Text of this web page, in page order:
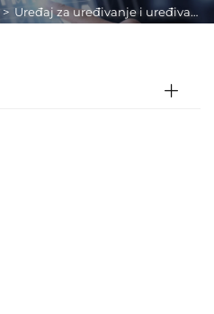
> Uređaj za uređivanje i uređivanje plastike